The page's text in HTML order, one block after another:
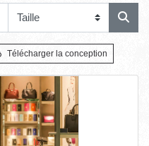
Télécharger la conception